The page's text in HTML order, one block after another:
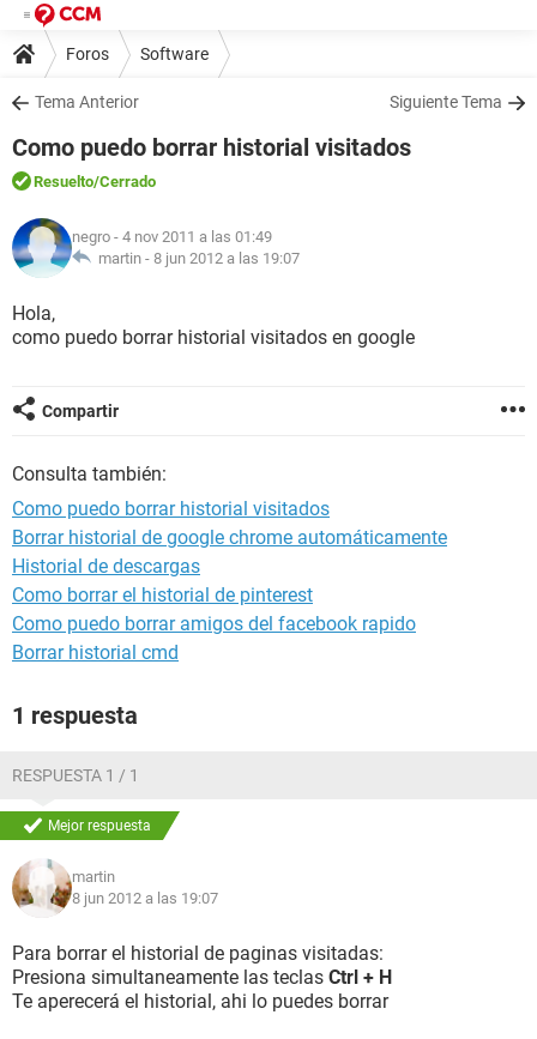
Foros Software
Tema Anterior Siguiente Tema
Como puedo borrar historial visitados
Resuelto/Cerrado
negro - 4 nov 2011 a las 01:49
martin - 8 jun 2012 a las 19:07
Hola,
como puedo borrar historial visitados en google
Compartir
Consulta también:
Como puedo borrar historial visitados
Borrar historial de google chrome automáticamente
Historial de descargas
Como borrar el historial de pinterest
Como puedo borrar amigos del facebook rapido
Borrar historial cmd
1 respuesta
RESPUESTA 1 / 1
Mejor respuesta
martin
8 jun 2012 a las 19:07
Para borrar el historial de paginas visitadas:
Presiona simultaneamente las teclas Ctrl + H
Te aperecerá el historial, ahi lo puedes borrar